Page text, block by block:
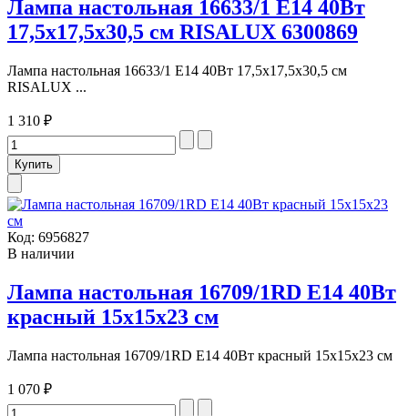
Лампа настольная 16633/1 E14 40Вт
17,5х17,5х30,5 см RISALUX 6300869
Лампа настольная 16633/1 E14 40Вт 17,5х17,5х30,5 см
RISALUX ...
1 310 ₽
Код: 6956827
В наличии
Лампа настольная 16709/1RD E14 40Вт
красный 15х15х23 см
Лампа настольная 16709/1RD E14 40Вт красный 15х15х23 см
1 070 ₽